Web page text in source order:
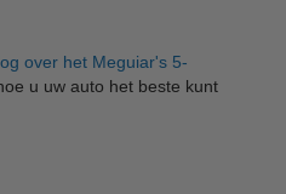
over het Meguiar's 5-
u uw auto het beste kunt